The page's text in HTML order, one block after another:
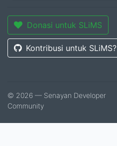
Donasi untuk SLiMS
Kontribusi untuk SLiMS?
© 2026 — Senayan Developer
Community